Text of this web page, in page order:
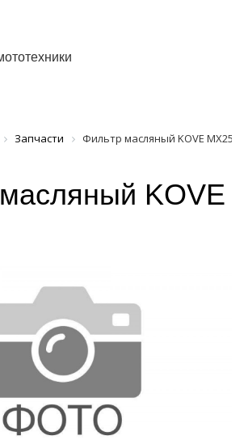
Запчасти Фильтр масляный KOVE MX250
KOVE